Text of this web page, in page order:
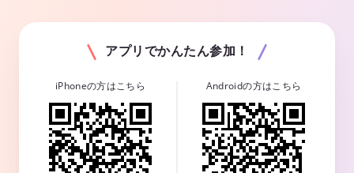
アプリでかんたん参加！
iPhoneの方はこちら Androidの方はこちら